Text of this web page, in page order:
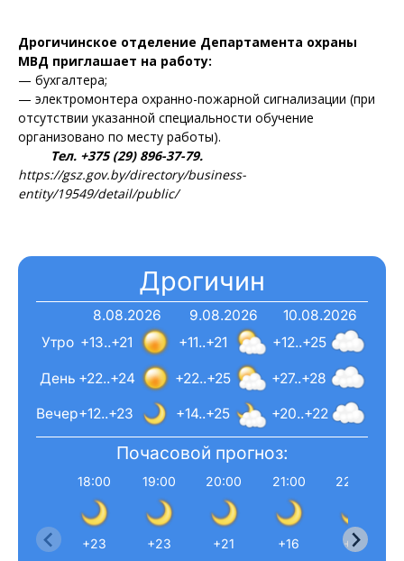
Дрогичинское отделение Департамента охраны
МВД приглашает на работу:
— бухгалтера;
— электромонтера охранно-пожарной сигнализации (при
отсутствии указанной специальности обучение
организовано по месту работы).
Тел. +375 (29) 896-37-79.
https://gsz.gov.by/directory/business-
entity/19549/detail/public/
Дрогичин
8.08.2026
+13..+21
+22..+24
+12..+23
9.08.2026
+11..+21
+22..+25
+14..+25
10.08.2026
+12..+25
+27..+28
+20..+22
Вечер
День
Утро
Почасовой прогноз:
18:00
+23
19:00
+23
20:00
+21
21:00
+16
22:00
+15